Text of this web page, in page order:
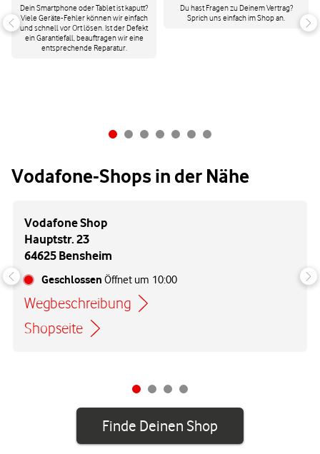
Dein Smartphone oder Tablet ist kaputt?
Viele Geräte-Fehler können wir einfach
und schnell vor Ort lösen. Ist der Defekt
ein Garantiefall, beauftragen wir eine
entsprechende Reparatur.
Du hast Fragen zu Deinem Vertrag?
Sprich uns einfach im Shop an.
Vodafone-Shops in der Nähe
Vodafone Shop
Hauptstr. 23
64625 Bensheim
Geschlossen Öffnet um 10:00
Wegbeschreibung
Link öffnet in einem neuen Tab
Shopseite
Finde Deinen Shop